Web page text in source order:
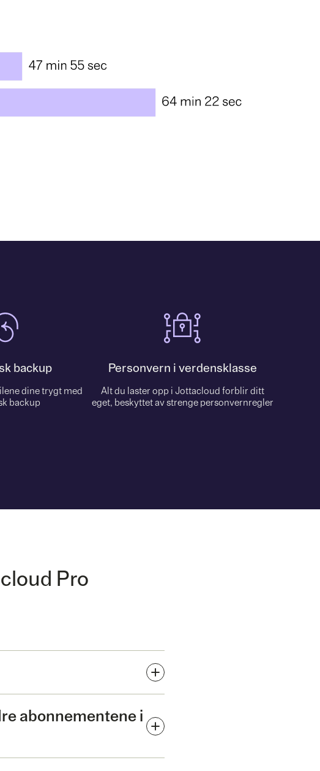
backup
dine trygt med
backup
Personvern i verdensklasse
Alt du laster opp i Jottacloud forblir ditt
eget, beskyttet av strenge personvernregler
Pro
abonnementene i